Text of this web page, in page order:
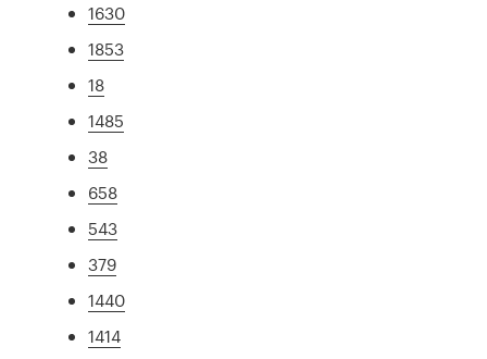
1630
1853
18
1485
38
658
543
379
1440
1414